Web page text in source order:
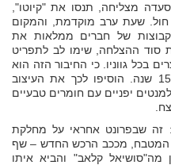
מצליחה, תנסו את "קיוטו",
חול. שעת ערב מוקדמת, והמקום
של חברים ממלאות את
סוד ההצלחה, שימו לב לתפריט
בכל גווניו. כי החיבור הזה הוא
שעושה את קיוטו למה שהיא, כבר 15 שנה. הוסיפו לכך את העיצוב
יפניים עם חומרים טבעיים
זה שבפרונט אחראי על מחלקת
המטבח, מככב הרכש החדש – שף
קלאב" והביא איתו